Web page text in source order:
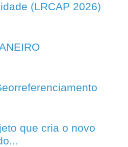
(LRCAP 2026)
que cria o novo